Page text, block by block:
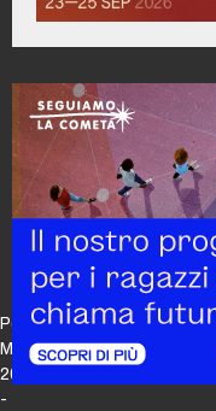
Policy
Maker
2026
-